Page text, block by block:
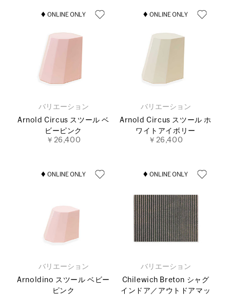
バリエーション
Arnold Circus スツール ベ
ビーピンク
￥26,400
バリエーション
Arnold Circus スツール ホ
ワイトアイボリー
￥26,400
バリエーション
Arnoldino スツール ベビー
ピンク
バリエーション
Chilewich Breton シャグ
インドア／アウトドアマッ